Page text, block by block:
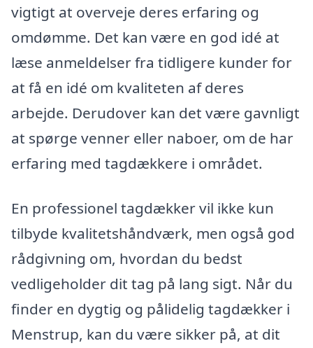
vigtigt at overveje deres erfaring og
omdømme. Det kan være en god idé at
læse anmeldelser fra tidligere kunder for
at få en idé om kvaliteten af deres
arbejde. Derudover kan det være gavnligt
at spørge venner eller naboer, om de har
erfaring med tagdækkere i området.
En professionel tagdækker vil ikke kun
tilbyde kvalitetshåndværk, men også god
rådgivning om, hvordan du bedst
vedligeholder dit tag på lang sigt. Når du
finder en dygtig og pålidelig tagdækker i
Menstrup, kan du være sikker på, at dit